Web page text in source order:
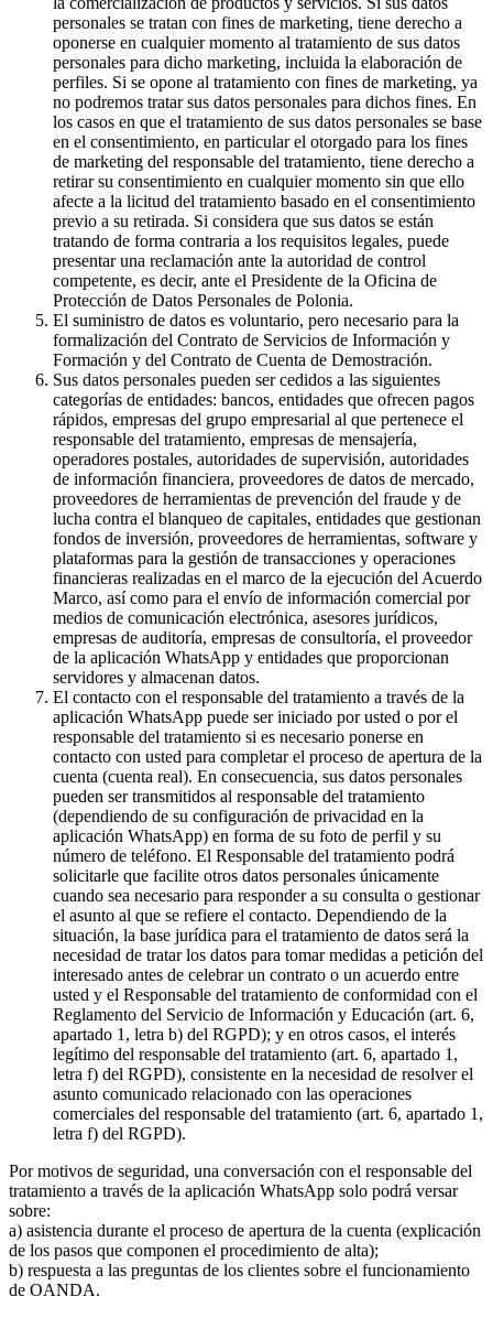
personales se tratan con fines de marketing, tiene derecho a
oponerse en cualquier momento al tratamiento de sus datos
personales para dicho marketing, incluida la elaboración de
perfiles. Si se opone al tratamiento con fines de marketing, ya
no podremos tratar sus datos personales para dichos fines. En
los casos en que el tratamiento de sus datos personales se base
en el consentimiento, en particular el otorgado para los fines
de marketing del responsable del tratamiento, tiene derecho a
retirar su consentimiento en cualquier momento sin que ello
afecte a la licitud del tratamiento basado en el consentimiento
previo a su retirada. Si considera que sus datos se están
tratando de forma contraria a los requisitos legales, puede
presentar una reclamación ante la autoridad de control
competente, es decir, ante el Presidente de la Oficina de
Protección de Datos Personales de Polonia.
El suministro de datos es voluntario, pero necesario para la
formalización del Contrato de Servicios de Información y
Formación y del Contrato de Cuenta de Demostración.
Sus datos personales pueden ser cedidos a las siguientes
categorías de entidades: bancos, entidades que ofrecen pagos
rápidos, empresas del grupo empresarial al que pertenece el
responsable del tratamiento, empresas de mensajería,
operadores postales, autoridades de supervisión, autoridades
de información financiera, proveedores de datos de mercado,
proveedores de herramientas de prevención del fraude y de
lucha contra el blanqueo de capitales, entidades que gestionan
fondos de inversión, proveedores de herramientas, software y
plataformas para la gestión de transacciones y operaciones
financieras realizadas en el marco de la ejecución del Acuerdo
Marco, así como para el envío de información comercial por
medios de comunicación electrónica, asesores jurídicos,
empresas de auditoría, empresas de consultoría, el proveedor
de la aplicación WhatsApp y entidades que proporcionan
servidores y almacenan datos.
El contacto con el responsable del tratamiento a través de la
aplicación WhatsApp puede ser iniciado por usted o por el
responsable del tratamiento si es necesario ponerse en
contacto con usted para completar el proceso de apertura de la
cuenta (cuenta real). En consecuencia, sus datos personales
pueden ser transmitidos al responsable del tratamiento
(dependiendo de su configuración de privacidad en la
aplicación WhatsApp) en forma de su foto de perfil y su
número de teléfono. El Responsable del tratamiento podrá
solicitarle que facilite otros datos personales únicamente
cuando sea necesario para responder a su consulta o gestionar
el asunto al que se refiere el contacto. Dependiendo de la
situación, la base jurídica para el tratamiento de datos será la
necesidad de tratar los datos para tomar medidas a petición del
interesado antes de celebrar un contrato o un acuerdo entre
usted y el Responsable del tratamiento de conformidad con el
Reglamento del Servicio de Información y Educación (art. 6,
apartado 1, letra b) del RGPD); y en otros casos, el interés
legítimo del responsable del tratamiento (art. 6, apartado 1,
letra f) del RGPD), consistente en la necesidad de resolver el
asunto comunicado relacionado con las operaciones
comerciales del responsable del tratamiento (art. 6, apartado 1,
letra f) del RGPD).
Por motivos de seguridad, una conversación con el responsable del
tratamiento a través de la aplicación WhatsApp solo podrá versar
sobre:
a) asistencia durante el proceso de apertura de la cuenta (explicación
de los pasos que componen el procedimiento de alta);
b) respuesta a las preguntas de los clientes sobre el funcionamiento
de OANDA.